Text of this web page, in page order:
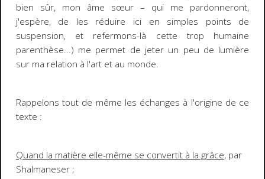
bien sûr, mon âme sœur– qui me pardonneront,
j'espère, de les réduire ici en simples points de
suspension, et refermons-là cette trop humaine
parenthèse...) me permet de jeter un peu de lumière
sur ma relation à l'art et au monde.
Rappelons tout de même les échanges à l'origine de ce
texte :
Quand la matière elle-même se convertit à la grâce, par
Shalmaneser ;